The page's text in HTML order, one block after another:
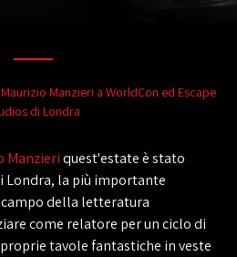
Maurizio Manzieri a WorldCon ed Escape
di Londra
Manzieriquest'estate è stato
la più importante
della letteratura
come relatore per un ciclo di
tavole fantastiche in veste